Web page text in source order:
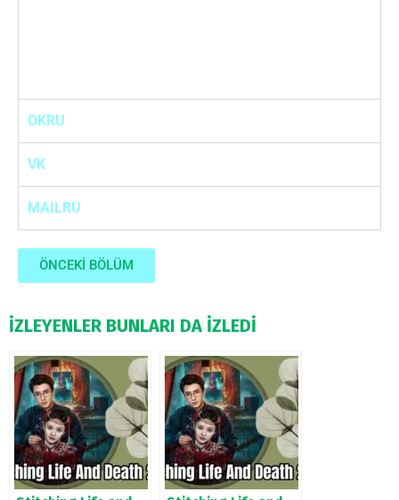
OKRU
VK
MAILRU
ÖNCEKİ BÖLÜM
İZLEYENLER BUNLARI DA İZLEDİ